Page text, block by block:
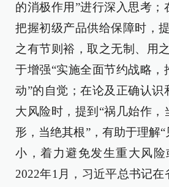
的消极作用”进行深入思考；
把握初级产品供给保障时，
之有节则裕，取之无制、用
于增强“实施全面节约战略，
动”的自觉；在论及正确认识
大风险时，提到“祸几始作，
形，当绝其根”，有助于理解
小，着力避免发生重大风险
2022年1月，习近平总书记